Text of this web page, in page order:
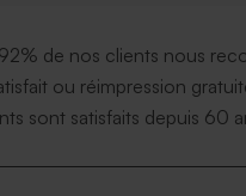
de nos clients nous
ou réimpression
sont satisfaits depuis 60